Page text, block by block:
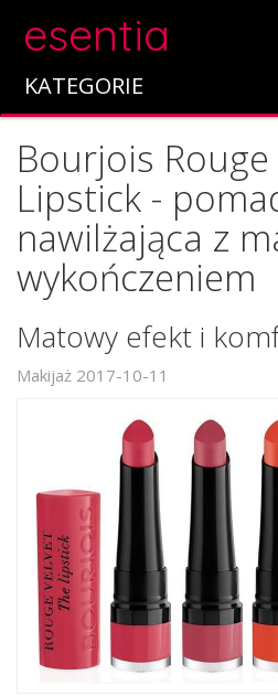
esentia
KATEGORIE
Bourjois
Lipstick -
nawilżająca z
wykończeniem
Matowy efekt i
Makijaż 2017-10-11